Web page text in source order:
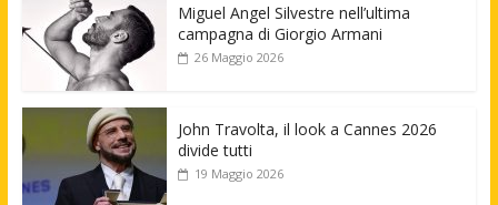
Miguel Angel Silvestre nell’ultima
campagna di Giorgio Armani
26 Maggio 2026
John Travolta, il look a Cannes 2026
divide tutti
19 Maggio 2026